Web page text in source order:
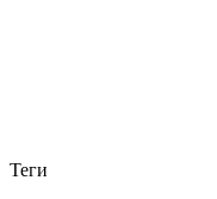
Теги